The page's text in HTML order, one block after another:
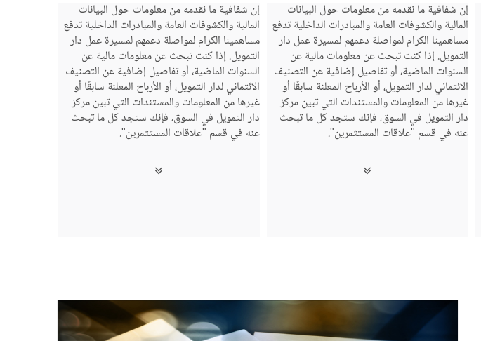
إن شفافية ما نقدمه من معلومات حول البيانات
المالية والكشوفات العامة والمبادرات الداخلية تدفع
مساهمينا الكرام لمواصلة دعمهم لمسيرة عمل دار
التمويل. إذا كنت تبحث عن معلومات مالية عن
السنوات الماضية، أو تفاصيل إضافية عن التصنيف
الائتماني لدار التمويل، أو الأرباح المعلنة سابقًا أو
غيرها من المعلومات والمستندات التي تبين مركز
دار التمويل في السوق، فإنك ستجد كل ما تبحث
عنه في قسم "علاقات المستثمرين".
إن شفافية ما نقدمه من معلومات حول البيانات
المالية والكشوفات العامة والمبادرات الداخلية تدفع
مساهمينا الكرام لمواصلة دعمهم لمسيرة عمل دار
التمويل. إذا كنت تبحث عن معلومات مالية عن
السنوات الماضية، أو تفاصيل إضافية عن التصنيف
الائتماني لدار التمويل، أو الأرباح المعلنة سابقًا أو
غيرها من المعلومات والمستندات التي تبين مركز
دار التمويل في السوق، فإنك ستجد كل ما تبحث
عنه في قسم "علاقات المستثمرين".